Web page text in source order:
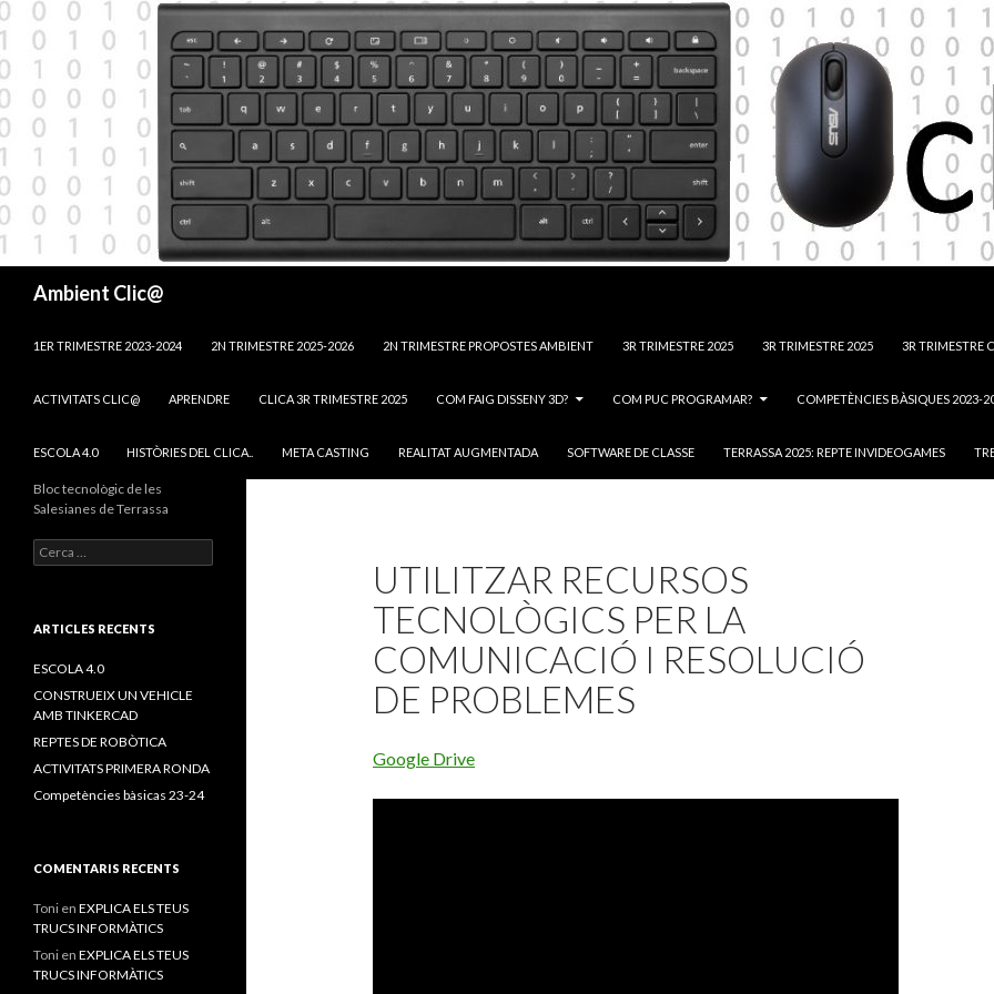
Ambient Clic@
1ER TRIMESTRE 2023-2024
2N TRIMESTRE 2025-2026 2N TRIMESTRE PROPOSTES AMBIENT 3R TRIMESTRE 2025 3R TRIMESTRE 2025 3R TRIMESTRE
ACTIVITATS CLIC@ APRENDRE CLICA 3R TRIMESTRE 2025 COM FAIG DISSENY 3D? COM PUC PROGRAMAR? COMPETÈNCIES BÀSIQUES 2023-
ESCOLA 4.0 HISTÒRIES DEL CLICA.. META CASTING REALITAT AUGMENTADA SOFTWARE DE CLASSE TERRASSA 2025: REPTE INVIDEOGAMES
UTILITZAR RECURSOS
TECNOLÒGICS PER LA
COMUNICACIÓ I RESOLUCIÓ
DE PROBLEMES
Google Drive
Bloc tecnològic de les
Salesianes de Terrassa
C
e
a
ARTICLES RECENTS
ESCOLA 4.0
CONSTRUEIX UN VEHICLE
AMB TINKERCAD
REPTES DE ROBÒTICA
ACTIVITATS PRIMERA RONDA
Competències bàsicas 23-24
COMENTARIS RECENTS
Toni en EXPLICA ELS TEUS
TRUCS INFORMÀTICS
Toni en EXPLICA ELS TEUS
TRUCS INFORMÀTICS